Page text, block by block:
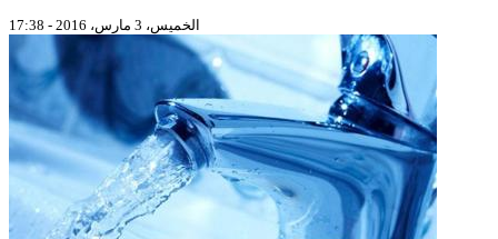
الخميس، 3 مارس، 2016 - 17:38